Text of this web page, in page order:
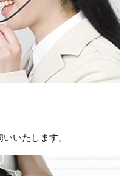
いたします。